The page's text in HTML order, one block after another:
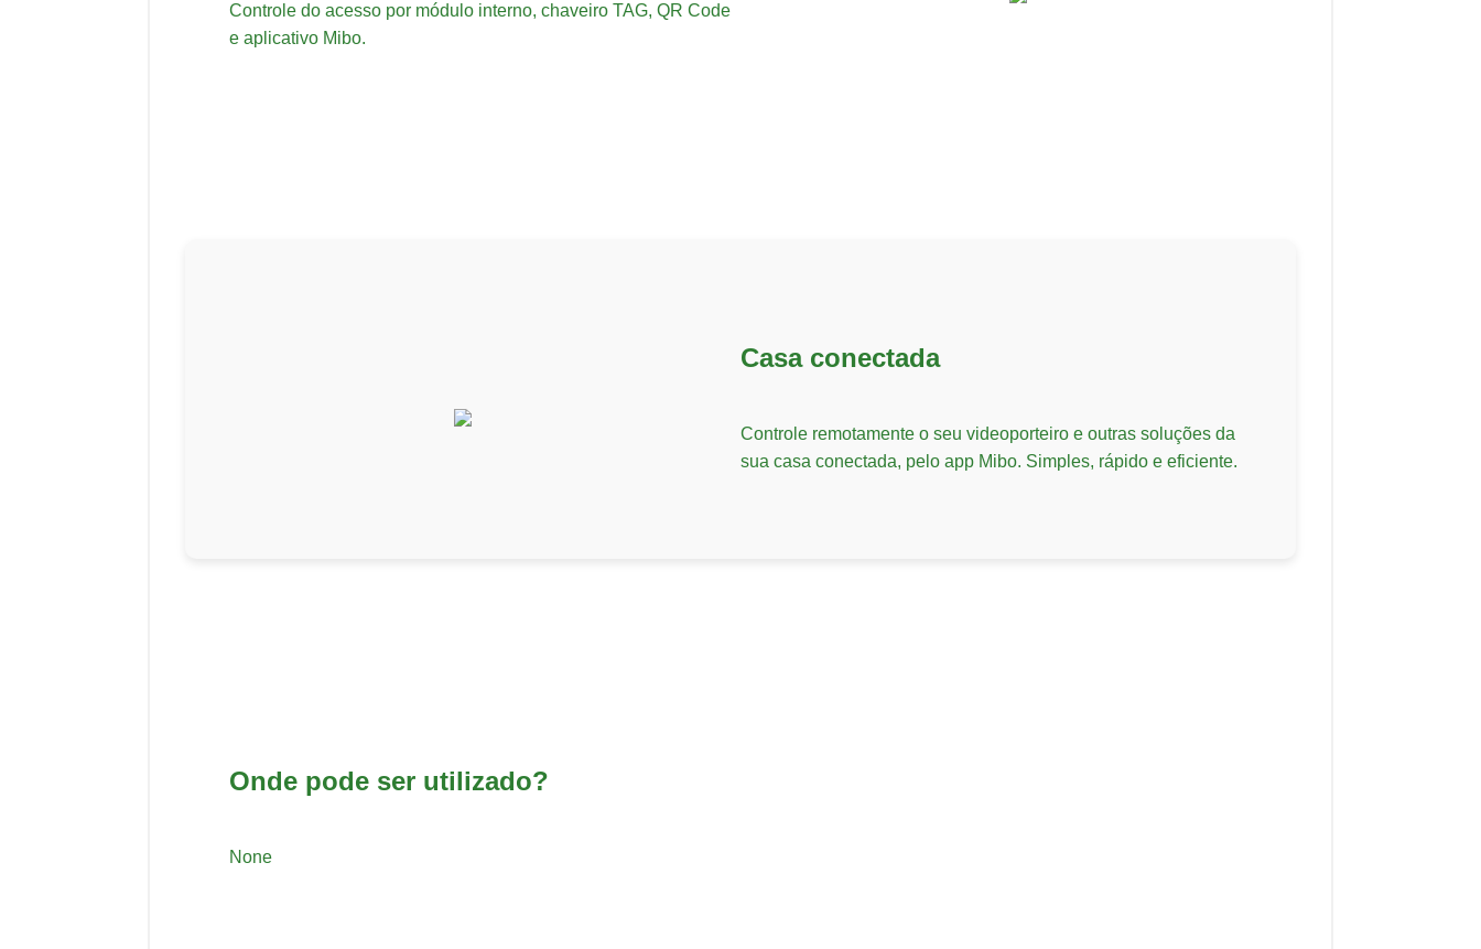
Controle do acesso por módulo interno, chaveiro TAG, QR Code
e aplicativo Mibo.
Casa conectada
Controle remotamente o seu videoporteiro e outras soluções da
sua casa conectada, pelo app Mibo. Simples, rápido e eficiente.
Onde pode ser utilizado?
None